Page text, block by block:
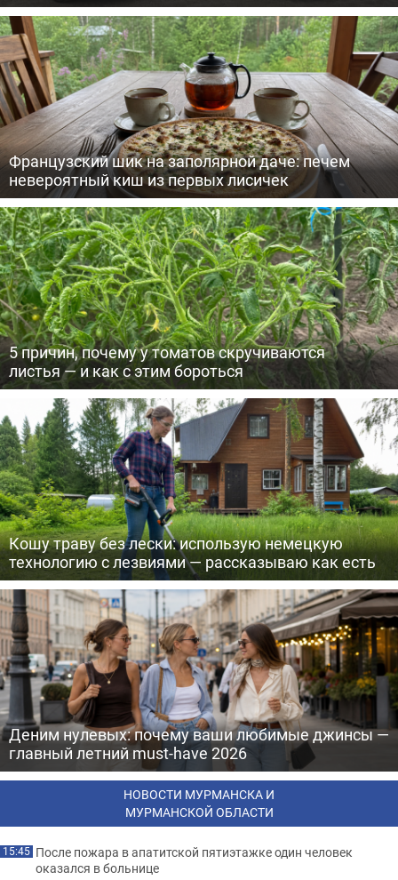
Французский шик на заполярной даче: печем
невероятный киш из первых лисичек
5 причин, почему у томатов скручиваются
листья — и как с этим бороться
Кошу траву без лески: использую немецкую
технологию с лезвиями — рассказываю как есть
Деним нулевых: почему ваши любимые джинсы —
главный летний must-have 2026
НОВОСТИ МУРМАНСКА И
МУРМАНСКОЙ ОБЛАСТИ
15:45 После пожара в апатитской пятиэтажке один человек
оказался в больнице